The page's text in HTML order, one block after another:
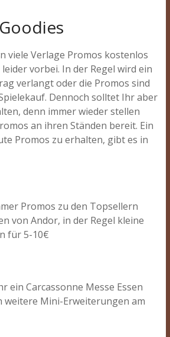
viele Verlage Promos kostenlos
vorbei. In der Regel wird ein
verlangt oder die Promos sind
Dennoch solltet Ihr aber
denn immer wieder stellen
an ihren Ständen bereit. Ein
Promos zu erhalten, gibt es in
Promos zu den Topsellern
von Andor, in der Regel kleine
für 5-10€
ein Carcassonne Messe Essen
weitere Mini-Erweiterungen am